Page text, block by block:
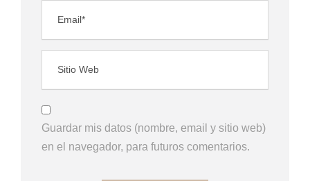
Guardar mis datos (nombre, email y sitio web)
en el navegador, para futuros comentarios.